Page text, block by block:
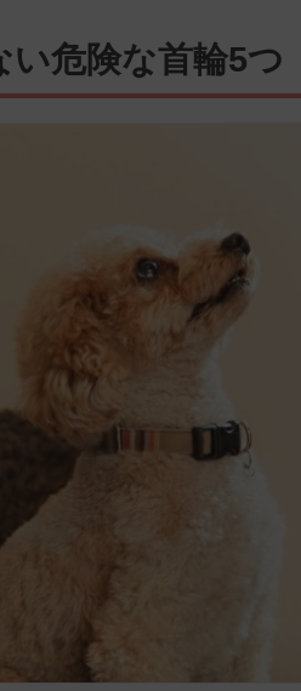
危険な首輪5つ